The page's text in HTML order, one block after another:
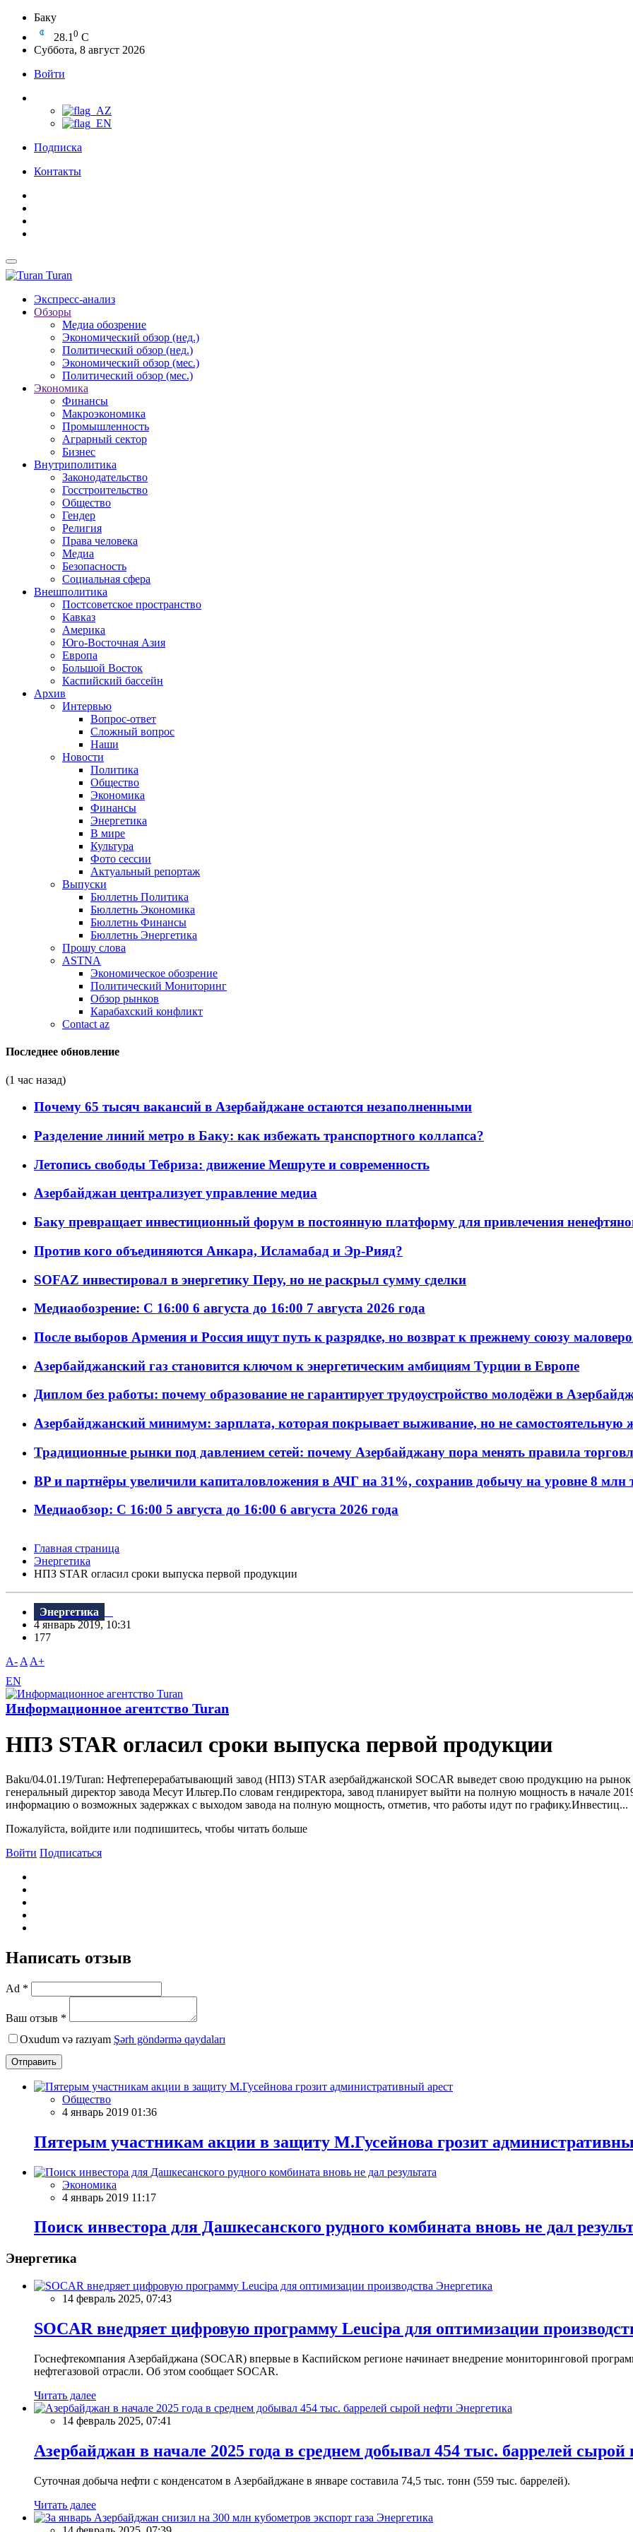
Баку
28.1 0 C
Суббота, 8 август 2026
Войти
Подписка
Контакты
Turan
Экспресс-анализ
Обзоры
Медиа обозрение
Экономический обзор (нед.)
Политический обзор (нед.)
Экономический обзор (мес.)
Политический обзор (мес.)
Экономика
Финансы
Макроэкономика
Промышленность
Аграрный сектор
Бизнес
Внутриполитика
Законодательство
Госстроительство
Общество
Гендер
Религия
Права человека
Медиа
Безопасность
Социальная сфера
Внешполитика
Постсоветское пространство
Кавказ
Америка
Юго-Восточная Азия
Европа
Большой Восток
Каспийский бассейн
Архив
Интервью
Вопрос-ответ
Сложный вопрос
Наши
Новости
Политика
Общество
Экономика
Финансы
Энергетика
В мире
Культура
Фото сессии
Актуальный репортаж
Выпуски
Бюллетнь Политика
Бюллетнь Экономика
Бюллетнь Финансы
Бюллетнь Энергетика
Прошу слова
ASTNA
Экономическое обозрение
Политический Мониторинг
Обзор рынков
Карабахский конфликт
Contact az
Последнее обновление
(1 час назад)
Почему 65 тысяч вакансий в Азербайджане остаются незаполненными
Разделение линий метро в Баку: как избежать транспортного коллапса?
Летопись свободы Тебриза: движение Мешруте и современность
Азербайджан централизует управление медиа
Баку превращает инвестиционный форум в постоянную платформу для привлечения
Против кого объединяются Анкара, Исламабад и Эр-Рияд?
SOFAZ инвестировал в энергетику Перу, но не раскрыл сумму сделки
Медиаобозрение: С 16:00 6 августа до 16:00 7 августа 2026 года
После выборов Армения и Россия ищут путь к разрядке, но возврат к прежнему союзу
Азербайджанский газ становится ключом к энергетическим амбициям Турции в Европе
Диплом без работы: почему образование не гарантирует трудоустройство молодёжи в
Азербайджанский минимум: зарплата, которая покрывает выживание, но не самостоятельную
Традиционные рынки под давлением сетей: почему Азербайджану пора менять правила
BP и партнёры увеличили капиталовложения в АЧГ на 31%, сохранив добычу на уровне 8 млн
Медиаобзор: С 16:00 5 августа до 16:00 6 августа 2026 года
Главная страница
Энергетика
НПЗ STAR огласил сроки выпуска первой продукции
Энергетика
4 январь 2019, 10:31
177
A- A A+
EN
Информационное агентство Turan
НПЗ STAR огласил сроки выпуска первой продукции
Baku/04.01.19/Turan: Нефтеперерабатывающий завод (НПЗ) STAR азербайджанской SOCAR выведет свою продукцию на
генеральный директор завода Месут Ильтер.По словам гендиректора, завод планирует выйти на полную мощность в начале
информацию о возможных задержках с выходом завода на полную мощность, отметив, что работы идут по графику.Инвестиц...
Пожалуйста, войдите или подпишитесь, чтобы читать больше
Войти Подписаться
Написать отзыв
Ad *
Ваш отзыв *
Oxudum və razıyam Şərh göndərmə qaydaları
Отправить
Общество
4 январь 2019 01:36
Пятерым участникам акции в защиту М.Гусейнова грозит
Экономика
4 январь 2019 11:17
Поиск инвестора для Дашкесанского рудного комбината вновь не дал
Энергетика
Энергетика
14 февраль 2025, 07:43
SOCAR внедряет цифровую программу Leucipa для оптимизации
Госнефтекомпания Азербайджана (SOCAR) впервые в Каспийском регионе начинает внедрение мониторинговой
нефтегазовой отрасли. Об этом сообщает SOCAR.
Читать далее
Энергетика
14 февраль 2025, 07:41
Азербайджан в начале 2025 года в среднем добывал 454 тыс. баррелей сырой
Суточная добыча нефти с конденсатом в Азербайджане в январе составила 74,5 тыс. тонн (559 тыс. баррелей).
Читать далее
Энергетика